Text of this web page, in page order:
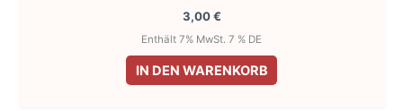
3,00€
Enthält 7% MwSt. 7 % DE
IN DEN WARENKORB